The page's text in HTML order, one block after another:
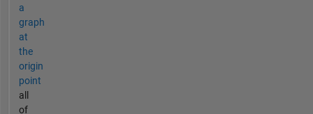
a
graph
at
the
origin
point
all
of